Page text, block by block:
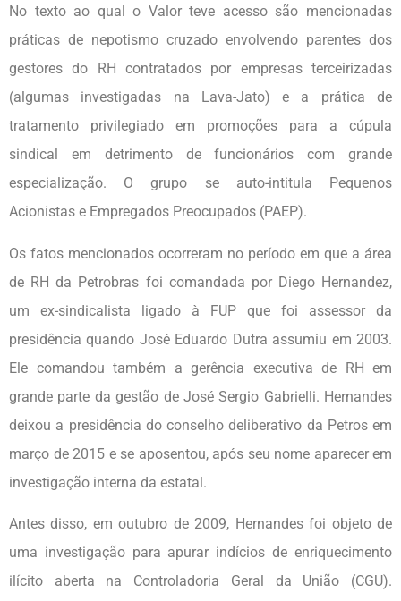
No texto ao qual o Valor teve acesso são mencionadas
práticas de nepotismo cruzado envolvendo parentes dos
gestores do RH contratados por empresas terceirizadas
(algumas investigadas na Lava-Jato) e a prática de
tratamento privilegiado em promoções para a cúpula
sindical em detrimento de funcionários com grande
especialização. O grupo se auto-intitula Pequenos
Acionistas e Empregados Preocupados (PAEP).
Os fatos mencionados ocorreram no período em que a área
de RH da Petrobras foi comandada por Diego Hernandez,
um ex-sindicalista ligado à FUP que foi assessor da
presidência quando José Eduardo Dutra assumiu em 2003.
Ele comandou também a gerência executiva de RH em
grande parte da gestão de José Sergio Gabrielli. Hernandes
deixou a presidência do conselho deliberativo da Petros em
março de 2015 e se aposentou, após seu nome aparecer em
investigação interna da estatal.
Antes disso, em outubro de 2009, Hernandes foi objeto de
uma investigação para apurar indícios de enriquecimento
ilícito aberta na Controladoria Geral da União (CGU).